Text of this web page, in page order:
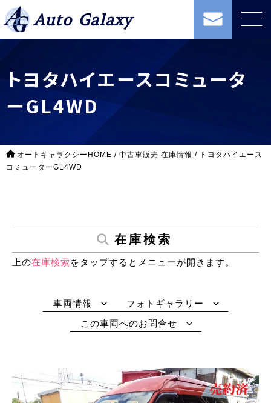
Auto Galaxy
トヨタハイエースコミュータ
ーGL4WD
オートギャラクシーHOME / 中古車販売 在庫情報 / トヨタハイエース
コミューターGL4WD
在庫検索
上の在庫検索をタップするとメニューが開きます。
車両情報
フォトギャラリー
この車両へのお問合せ